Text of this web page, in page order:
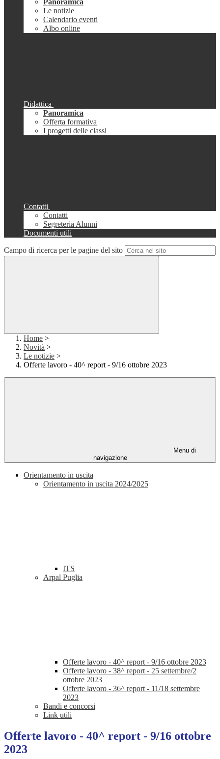
Panoramica
Le notizie
Calendario eventi
Albo online
Didattica
Panoramica
Offerta formativa
I progetti delle classi
Contatti
Contatti
Segreteria Alunni
Documenti utili
Campo di ricerca per le pagine del sito
Home >
Novità >
Le notizie >
Offerte lavoro - 40^ report - 9/16 ottobre 2023
Menu di
navigazione
Orientamento in uscita
Orientamento in uscita 2024/2025
ITS
Arpal Puglia
Offerte lavoro - 40^ report - 9/16 ottobre 2023
Offerte lavoro - 38^ report - 25 settembre/2
ottobre 2023
Offerte lavoro - 36^ report - 11/18 settembre
2023
Bandi e concorsi
Link utili
Offerte lavoro - 40^ report - 9/16 ottobre
2023